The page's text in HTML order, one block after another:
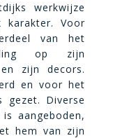
werkwijze
karakter. Voor
van het
op zijn
zijn decors.
en voor het
gezet. Diverse
aangeboden,
hem van zijn